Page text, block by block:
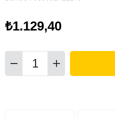
₺1.129,40